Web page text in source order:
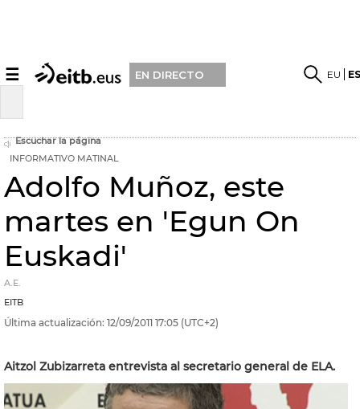
☰ EN DIRECTO EU
Escuchar la página
INFORMATIVO MATINAL
Adolfo Muñoz, este
martes en 'Egun On
Euskadi'
A.E.
EITB
Última actualización: 12/09/2011 17:05 (UTC+2)
Aitzol Zubizarreta entrevista al secretario general de ELA.